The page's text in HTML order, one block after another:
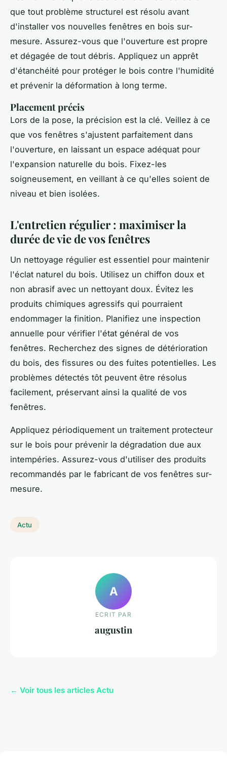
que tout problème structurel est résolu avant
d'installer vos nouvelles fenêtres en bois sur-
mesure. Assurez-vous que l'ouverture est propre
et dégagée de tout débris. Appliquez un apprêt
d'étanchéité pour protéger le bois contre l'humidité
et prévenir la déformation à long terme.
Placement précis
Lors de la pose, la précision est la clé. Veillez à ce
que vos fenêtres s'ajustent parfaitement dans
l'ouverture, en laissant un espace adéquat pour
l'expansion naturelle du bois. Fixez-les
soigneusement, en veillant à ce qu'elles soient de
niveau et bien isolées.
L'entretien régulier : maximiser la
durée de vie de vos fenêtres
Un nettoyage régulier est essentiel pour maintenir
l'éclat naturel du bois. Utilisez un chiffon doux et
non abrasif avec un nettoyant doux. Évitez les
produits chimiques agressifs qui pourraient
endommager la finition. Planifiez une inspection
annuelle pour vérifier l'état général de vos
fenêtres. Recherchez des signes de détérioration
du bois, des fissures ou des fuites potentielles. Les
problèmes détectés tôt peuvent être résolus
facilement, préservant ainsi la qualité de vos
fenêtres.
Appliquez périodiquement un traitement protecteur
sur le bois pour prévenir la dégradation due aux
intempéries. Assurez-vous d'utiliser des produits
recommandés par le fabricant de vos fenêtres sur-
mesure.
Actu
A
ECRIT PAR
augustin
← Voir tous les articles Actu